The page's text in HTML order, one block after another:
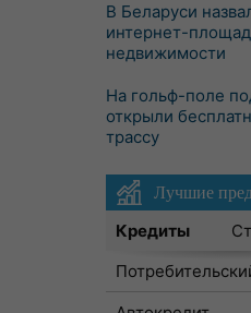
В Беларуси
интернет-
недвижимости
На гольф-поле
открыли
трассу
Лучшие
Кредиты